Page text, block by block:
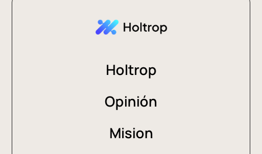
Holtrop
Opinión
Mision